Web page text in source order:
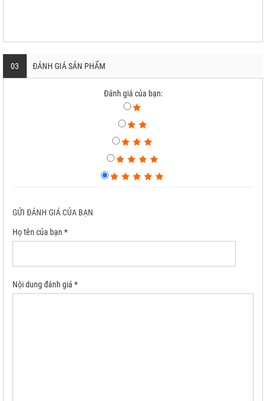
03 ĐÁNH GIÁ SẢN PHẨM
Đánh giá của bạn:
GỬI ĐÁNH GIÁ CỦA BẠN
Họ tên của bạn *
Nội dung đánh giá *